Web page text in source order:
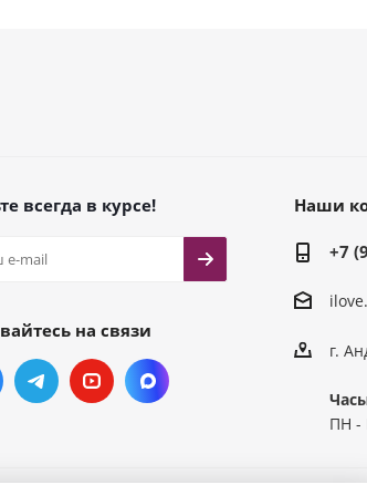
всегда в курсе!
на связи
Наши
+7
г.
ПН -